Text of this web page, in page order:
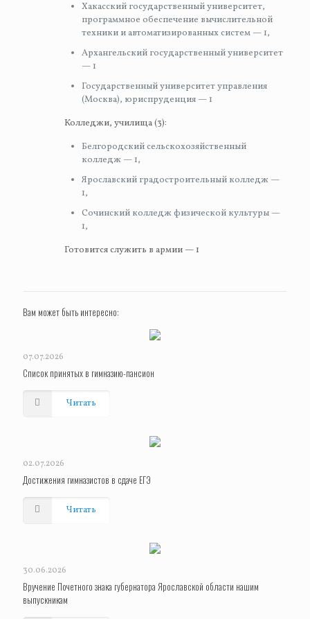
Хакасский государственный университет,
программное обеспечение вычислительной
техники и автоматизированных систем — 1,
Архангельский государственный университет
— 1
Государственный университет управления
(Москва), юриспруденция — 1
Колледжи, училища (3):
Белгородский сельскохозяйственный
колледж — 1,
Ярославский градостроительный колледж —
1,
Сочинский колледж физической культуры —
1,
Готовится служить в армии — 1
Вам может быть интересно:
07.07.2026
Список принятых в гимназию-пансион
Читать
02.07.2026
Достижения гимназистов в сдаче ЕГЭ
Читать
30.06.2026
Вручение Почетного знака губернатора Ярославской области нашим
выпускникам